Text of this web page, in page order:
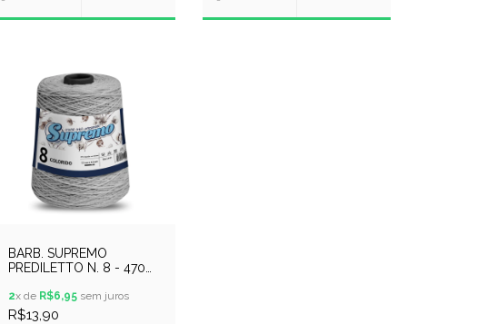
BARB. SUPREMO
PREDILETTO N. 8 - 470
2x de R$6,95 sem juros
R$13,90